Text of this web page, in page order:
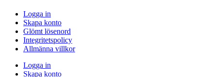
Logga in
Skapa konto
Glömt lösenord
Integritetspolicy
Allmänna villkor
Logga in
Skapa konto